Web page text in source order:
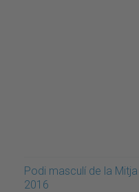
Podi masculí de la
2016